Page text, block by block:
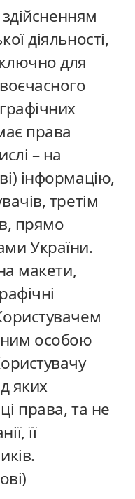
здійсненням
діяльності,
для
права
– на
інформацію,
третім
прямо
України.
макети,
особою
яких
права, та не
її